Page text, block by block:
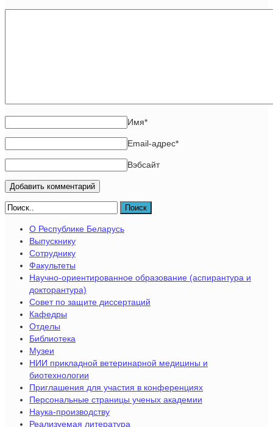
Имя*
Email-адрес*
Вэбсайт
Поиск
О Республике Беларусь
Выпускнику
Сотруднику
Факультеты
Научно-ориентированное образование (аспирантура и
докторантура)
Совет по защите диссертаций
Кафедры
Отделы
Библиотека
Музеи
НИИ прикладной ветеринарной медицины и
биотехнологии
Приглашения для участия в конференциях
Персональные страницы ученых академии
Наука-производству
Реализуемая литература